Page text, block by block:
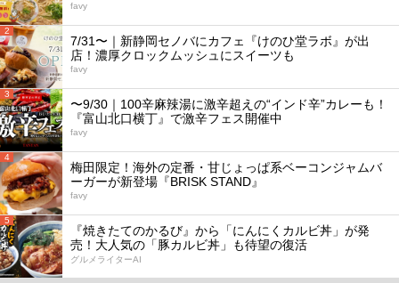
favy
2
7/31〜｜新静岡セノバにカフェ『けのひ堂ラボ』が出
店！濃厚クロックムッシュにスイーツも
favy
3
〜9/30｜100辛麻辣湯に激辛超えの“インド辛”カレーも！
『富山北口横丁』で激辛フェス開催中
favy
4
梅田限定！海外の定番・甘じょっぱ系ベーコンジャムバ
ーガーが新登場『BRISK STAND』
favy
5
『焼きたてのかるび』から「にんにくカルビ丼」が発
売！大人気の「豚カルビ丼」も待望の復活
グルメライターAI